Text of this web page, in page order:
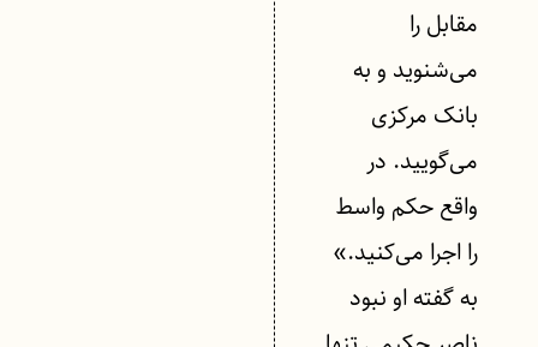
مقابل را
می‌شنوید و به
بانک مرکزی
می‌گویید. در
واقع حکم واسط
را اجرا می‌کنید.»
به گفته او نبود